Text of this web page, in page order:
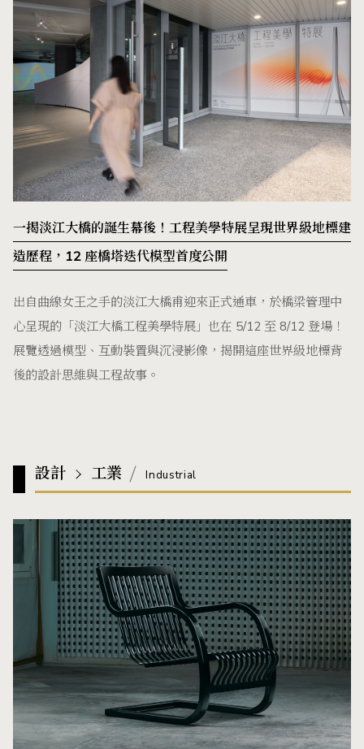
一揭淡江大橋的誕生幕後！工程美學特展呈現世界級地標建
造歷程，12 座橋塔迭代模型首度公開
出自曲線女王之手的淡江大橋甫迎來正式通車，於橋梁管理中
心呈現的「淡江大橋工程美學特展」也在 5/12 至 8/12 登場！
展覽透過模型、互動裝置與沉浸影像，揭開這座世界級地標背
後的設計思維與工程故事。
設計 工業 Industrial